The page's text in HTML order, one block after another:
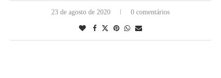
23 de agosto de 2020 0 comentários